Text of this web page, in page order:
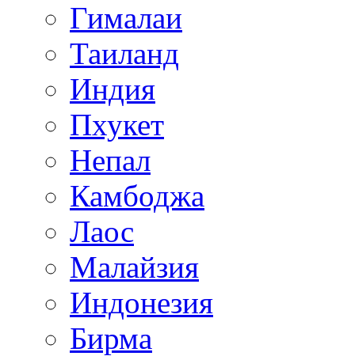
Гималаи
Таиланд
Индия
Пхукет
Непал
Камбоджа
Лаос
Малайзия
Индонезия
Бирма